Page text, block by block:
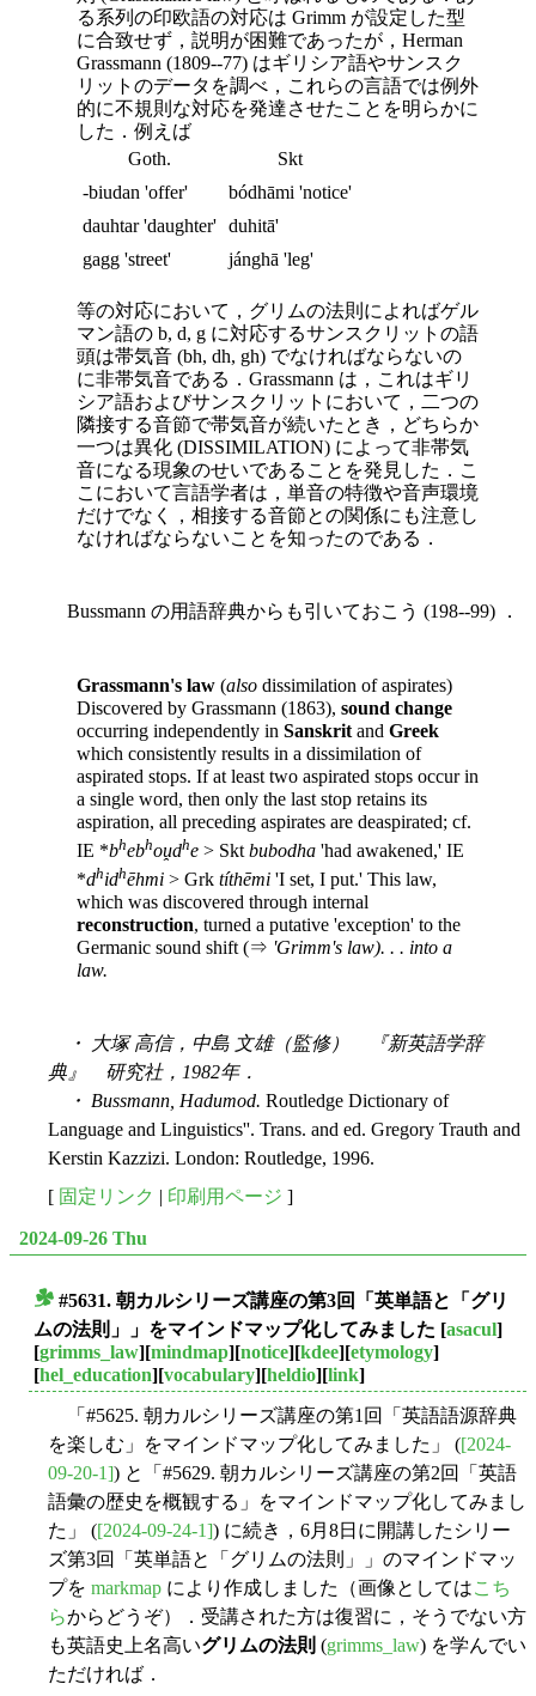
る系列の印欧語の対応は Grimm が設定した型
に合致せず，説明が困難であったが，Herman
Grassmann (1809--77) はギリシア語やサンスク
リットのデータを調べ，これらの言語では例外
的に不規則な対応を発達させたことを明らかに
した．例えば
Goth.
Skt
-biudan 'offer'
bódhāmi 'notice'
dauhtar 'daughter' duhitā'
gagg 'street'
jánghā 'leg'
等の対応において，グリムの法則によればゲル
マン語の b, d, g に対応するサンスクリットの語
頭は帯気音 (bh, dh, gh) でなければならないの
に非帯気音である．Grassmann は，これはギリ
シア語およびサンスクリットにおいて，二つの
隣接する音節で帯気音が続いたとき，どちらか
一つは異化 (DISSIMILATION) によって非帯気
音になる現象のせいであることを発見した．こ
こにおいて言語学者は，単音の特徴や音声環境
だけでなく，相接する音節との関係にも注意し
なければならないことを知ったのである．
Bussmann の用語辞典からも引いておこう (198--99) ．
Grassmann's law (also dissimilation of aspirates)
Discovered by Grassmann (1863), sound change
occurring independently in Sanskrit and Greek
which consistently results in a dissimilation of
aspirated stops. If at least two aspirated stops occur in
a single word, then only the last stop retains its
aspiration, all preceding aspirates are deaspirated; cf.
IE *bhebhoṷdhe > Skt bubodha 'had awakened,' IE
*dhidhēhmi > Grk títhēmi 'I set, I put.' This law,
which was discovered through internal
reconstruction, turned a putative 'exception' to the
Germanic sound shift (⇒ 'Grimm's law). . . into a
law.
・ 大塚 高信，中島 文雄（監修） 『新英語学辞
典』 研究社，1982年．
・ Bussmann, Hadumod. Routledge Dictionary of
Language and Linguistics''. Trans. and ed. Gregory Trauth and
Kerstin Kazzizi. London: Routledge, 1996.
[ 固定リンク | 印刷用ページ ]
2024-09-26 Thu
#5631. 朝カルシリーズ講座の第3回「英単語と「グリ
ムの法則」」をマインドマップ化してみました [asacul]
[grimms_law][mindmap][notice][kdee][etymology]
[hel_education][vocabulary][heldio][link]
「#5625. 朝カルシリーズ講座の第1回「英語語源辞典
を楽しむ」をマインドマップ化してみました」 ([2024-
09-20-1]) と「#5629. 朝カルシリーズ講座の第2回「英語
語彙の歴史を概観する」をマインドマップ化してみまし
た」 ([2024-09-24-1]) に続き，6月8日に開講したシリー
ズ第3回「英単語と「グリムの法則」」のマインドマッ
プを markmap により作成しました（画像としてはこち
らからどうぞ）．受講された方は復習に，そうでない方
も英語史上名高いグリムの法則 (grimms_law) を学んでい
ただければ．